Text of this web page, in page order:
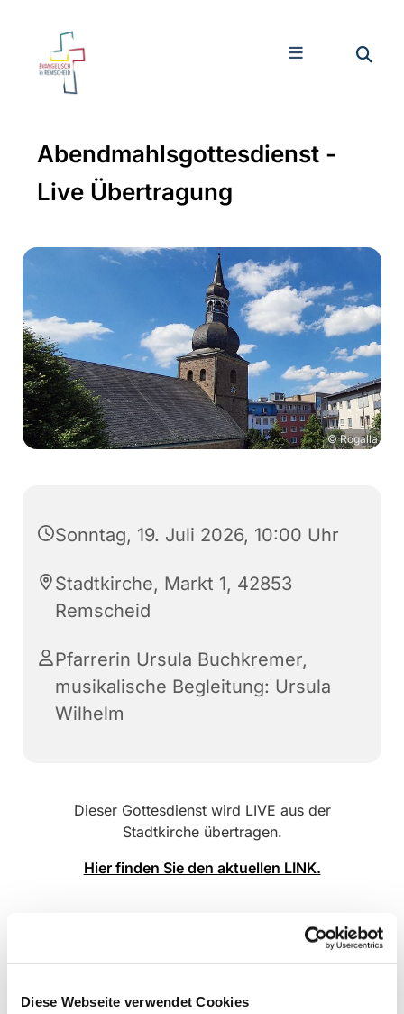
Diese Webseite verwendet Cookies
Abendmahlsgottesdienst -
Live Übertragung
© Rogalla
Sonntag, 19. Juli 2026, 10:00 Uhr
Stadtkirche, Markt 1, 42853
Remscheid
Pfarrerin Ursula Buchkremer,
musikalische Begleitung: Ursula
Wilhelm
Dieser Gottesdienst wird LIVE aus der
Stadtkirche übertragen.
Hier finden Sie den aktuellen LINK.